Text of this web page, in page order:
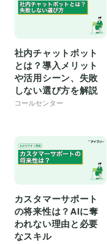
社内チャットボット
とは？導入メリット
や活用シーン、失敗
しない選び方を解説
コールセンター
カスタマーサポート
の将来性は？AIに奪
われない理由と必要
なスキル